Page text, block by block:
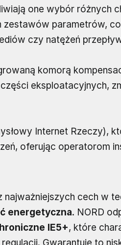
one wybór różnych
zestawów parametrów,
czy natężeń
komorą
eksploatacyjnych,
Internet Rzeczy),
oferując operatorom
najważniejszych cech w
energetyczna. NORD
IE5+, które
Gwarantuje to